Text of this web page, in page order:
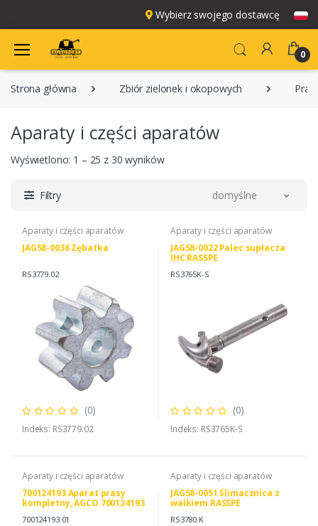
Wybierz swojego dostawcę
0
Strona główna Zbiór zielonek i okopowych
Aparaty i części aparatów
Wyświetlono: 1 – 25 z 30 wyników
Filtry domyślne
Aparaty i części aparatów
JAG58-0036 Zębatka
RS3779.02
(0)
Indeks: RS3779.02
Aparaty i części aparatów
JAG58-0022 Palec supłacza
IHC RASSPE
RS3765K-S
(0)
Indeks: RS3765K-S
Aparaty i części aparatów
700124193 Aparat prasy
kompletny, AGCO 700124193
700124193.01
Aparaty i części aparatów
JAG58-0051 Ślimacznica z
wałkiem RASSPE
RS3780.K